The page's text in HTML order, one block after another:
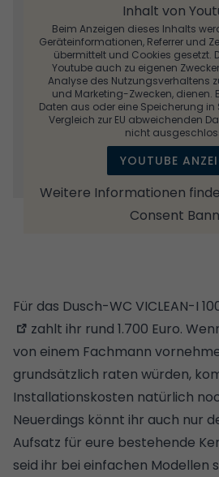
Inhalt von
Beim Anzeigen dieses Inhalts
Geräteinformationen, Referrer und
übermittelt und Cookies gesetzt.
Youtube auch zu eigenen
Analyse des Nutzungsverhaltens
und Marketing-Zwecken, dienen.
Daten aus oder eine Speicherung
Vergleich zur EU abweichenden
nicht
YOUTUBE
Weitere Informationen
Consent
Für das Dusch-WC VICLEAN-I
zahlt ihr rund 1.700 Euro.
von einem Fachmann
grundsätzlich raten würden,
Installationskosten natürlich
Neuerdings könnt ihr auch nur
Aufsatz für eure bestehende
seid ihr bei einfachen Modellen